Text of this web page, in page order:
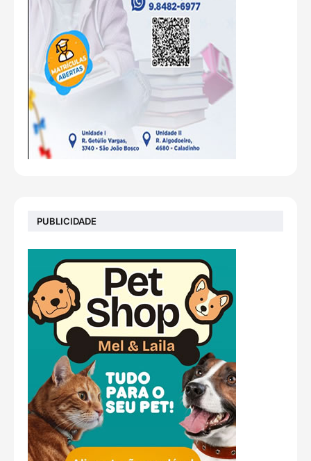
PUBLICIDADE